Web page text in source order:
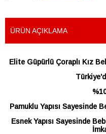
ÜRÜN AÇIKLAMA
Elite Güpürlü Çoraplı Kız
Pamuklu Yapısı Sayesinde
Esnek Yapısı Sayesinde